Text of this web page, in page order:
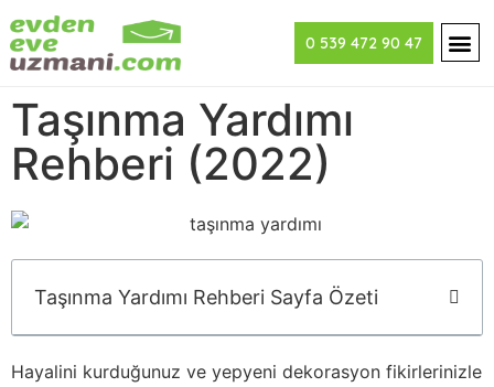
0 539 472 90 47
Taşınma Yardımı
Rehberi (2022)
Taşınma Yardımı Rehberi Sayfa Özeti
Hayalini kurduğunuz ve yepyeni dekorasyon fikirlerinizle